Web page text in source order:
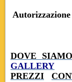
Autorizzazione
DOVE SIAMO
GALLERY
PREZZI